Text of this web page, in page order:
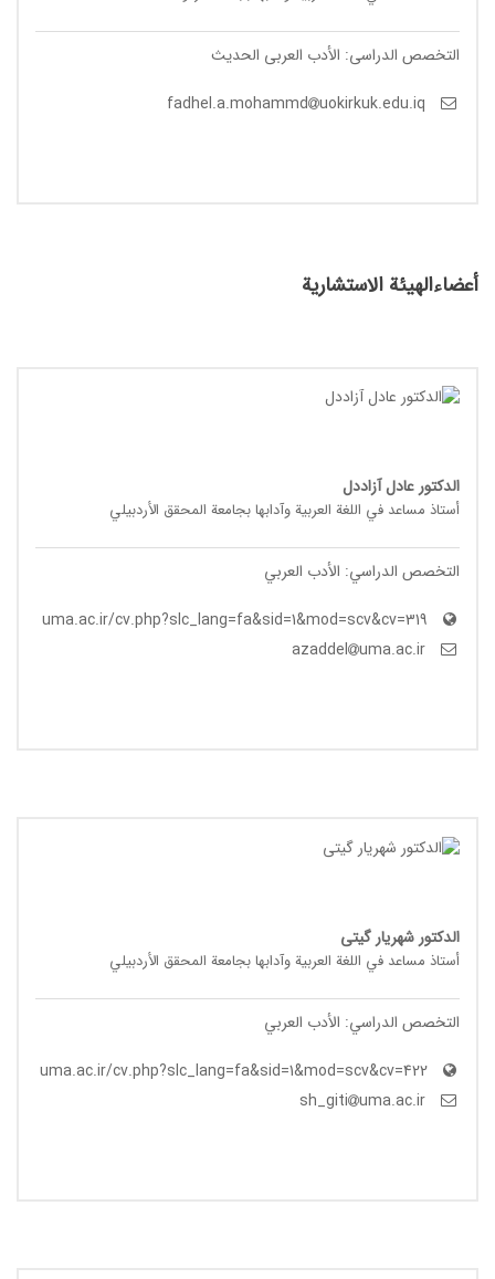
التخصص الدراسی: الأدب العربی الحدیث
uokirkuk.edu.iq
أعضاءالهيئة الاستشارية
الدکتور عادل آزاددل
أستاذ مساعد في اللغة العربیة وآدابها بجامعة المحقق الأردبیلي
التخصص الدراسي: الأدب العربي
uma.ac.ir/cv.php?slc_lang=fa&sid=1&mod=scv&cv=319
uma.ac.ir
الدکتور شهریار گیتی
أستاذ مساعد في اللغة العربیة وآدابها بجامعة المحقق الأردبیلي
التخصص الدراسي: الأدب العربي
uma.ac.ir/cv.php?slc_lang=fa&sid=1&mod=scv&cv=422
uma.ac.ir